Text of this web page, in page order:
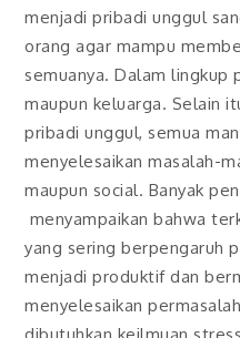
menjadi pribadi unggul
orang agar mampu
semuanya. Dalam lingkup
maupun keluarga. Selain
pribadi unggul, semua
menyelesaikan masalah-
maupun social. Banyak
menyampaikan bahwa
yang sering berpengaruh
menjadi produktif dan
menyelesaikan
dibutuhkan keilmuan